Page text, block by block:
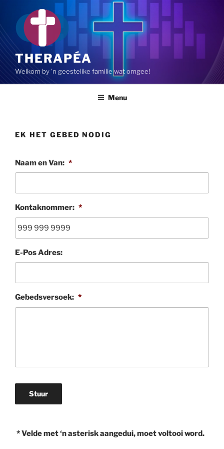
content
THERAPÉA
Welkom by 'n geestelike familie wat omgee!
Menu
EK HET GEBED NODIG
Naam en Van: *
Kontaknommer: *
E-Pos Adres:
Gebedsversoek: *
Stuur
* Velde met ‘n asterisk aangedui, moet voltooi word.